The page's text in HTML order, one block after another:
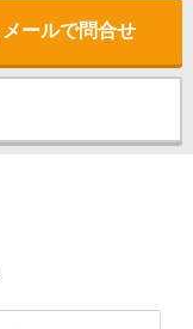
メールで問合せ